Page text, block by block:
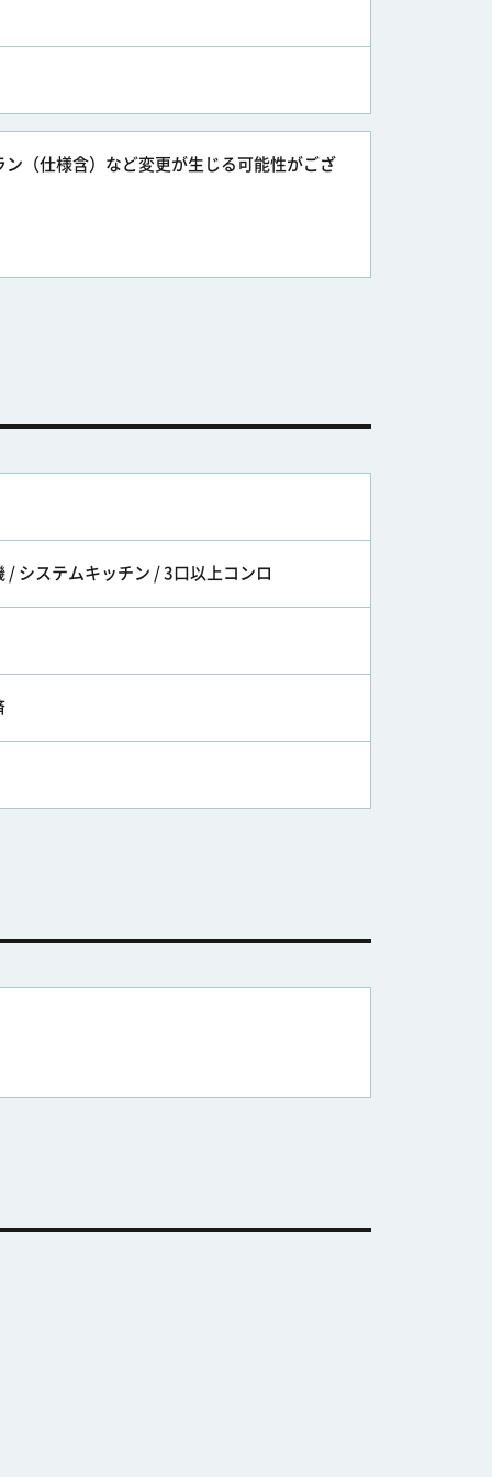
（仕様含）など変更が生じる可能性がござ
/ システムキッチン / 3口以上コンロ